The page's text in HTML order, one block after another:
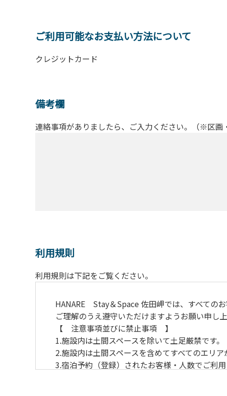
ご利用可能なお支払い方法について
クレジットカード
備考欄
連絡事項がありましたら、ご入力ください。（※区画
利用規則
利用規則は下記をご覧ください。
HANARE Stay＆Space 佐田岬では、すべての
ご理解のうえ遵守いただけますようお願い申し
【 注意事項並びに
1.施設内は土間スペースを除
2.施設内は土間スペースを含めてすべてのエリ
3.宿泊予約（登録）されたお客様・人数でご利